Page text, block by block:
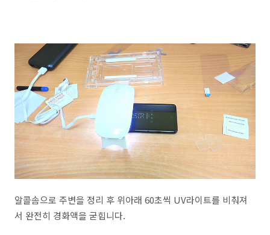
알콜솜으로 주변을 정리 후 위아래 60초씩 UV라이트를 비춰져
서 완전히 경화액을 굳힙니다.